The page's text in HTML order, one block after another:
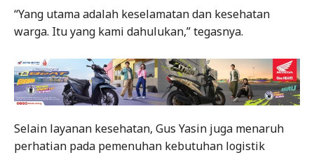
“Yang utama adalah keselamatan dan kesehatan
warga. Itu yang kami dahulukan,” tegasnya.
Selain layanan kesehatan, Gus Yasin juga menaruh
perhatian pada pemenuhan kebutuhan logistik